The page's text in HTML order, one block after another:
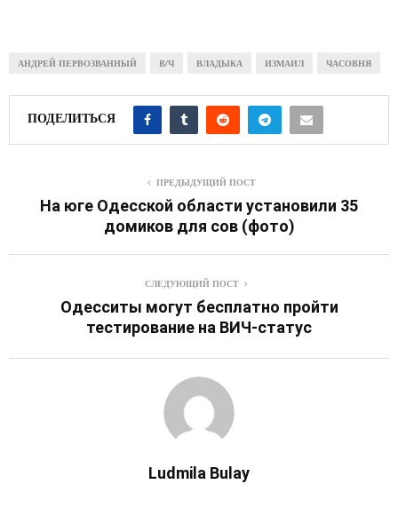
АНДРЕЙ ПЕРВОЗВАННЫЙ В/Ч ВЛАДЫКА ИЗМАИЛ ЧАСОВНЯ
ПОДЕЛИТЬСЯ
ПРЕДЫДУЩИЙ ПОСТ
На юге Одесской области установили 35
домиков для сов (фото)
СЛЕДУЮЩИЙ ПОСТ
Одесситы могут бесплатно пройти
тестирование на ВИЧ-статус
Ludmila Bulay